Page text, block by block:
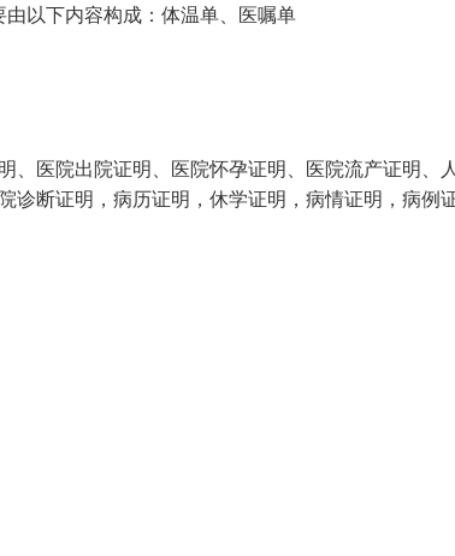
以下内容构成：体温单、医嘱单
、医院出院证明、医院怀孕证明、医院流产证明、
诊断证明，病历证明，休学证明，病情证明，病例